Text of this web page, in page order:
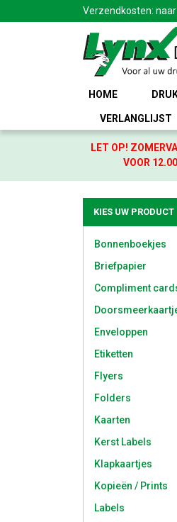
Verzendkosten: naar
HOME
VERLANGLIJST
LET OP!
VOOR
KIES UW PRODUCT
Bonnenboekjes
Briefpapier
Compliment
Enveloppen
Etiketten
Flyers
Folders
Kaarten
Kerst Labels
Klapkaartjes
Kopieën / Prints
Labels